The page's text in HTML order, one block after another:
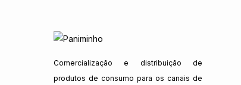
Comercialização e distribuição de
produtos de consumo para os canais de